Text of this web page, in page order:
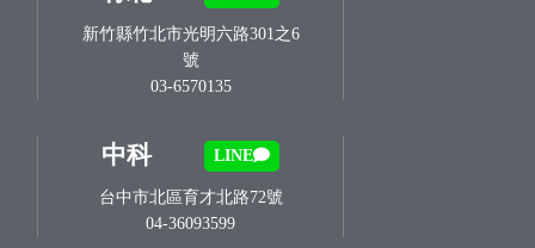
新竹縣竹北市光明六路301之6
號
03-6570135
中科 LINE
台中市北區育才北路72號
04-36093599